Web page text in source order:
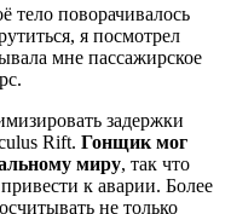
тело поворачивалось
я посмотрел
мне пассажирское
задержки
Rift. Гонщик мог
миру, так что
к аварии. Более
не только